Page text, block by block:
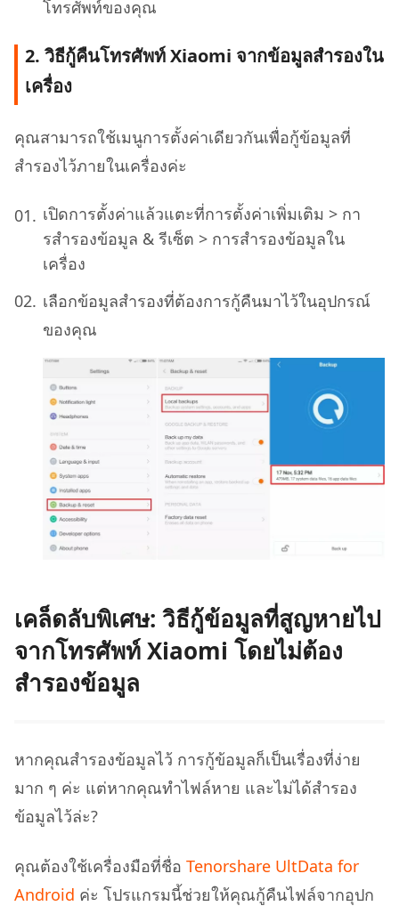
โทรศัพท์ของคุณ
2. วิธีกู้คืนโทรศัพท์ Xiaomi จากข้อมูลสำรองใน
เครื่อง
คุณสามารถใช้เมนูการตั้งค่าเดียวกันเพื่อกู้ข้อมูลที่
สำรองไว้ภายในเครื่องค่ะ
เปิดการตั้งค่าแล้วแตะที่การตั้งค่าเพิ่มเติม > กา
รสํารองข้อมูล & รีเซ็ต > การสํารองข้อมูลใน
เครื่อง
เลือกข้อมูลสํารองที่ต้องการกู้คืนมาไว้ในอุปกรณ์
ของคุณ
เคล็ดลับพิเศษ: วิธีกู้ข้อมูลที่สูญหายไป
จากโทรศัพท์ Xiaomi โดยไม่ต้อง
สำรองข้อมูล
หากคุณสำรองข้อมูลไว้ การกู้ข้อมูลก็เป็นเรื่องที่ง่าย
มาก ๆ ค่ะ แต่หากคุณทำไฟล์หาย และไม่ได้สำรอง
ข้อมูลไว้ล่ะ?
คุณต้องใช้เครื่องมือที่ชื่อ Tenorshare UltData for
Android ค่ะ โปรแกรมนี้ช่วยให้คุณกู้คืนไฟล์จากอุปก